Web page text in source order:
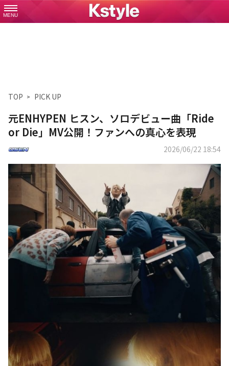
MENU
TOP PICK UP
元ENHYPEN ヒスン、ソロデビュー曲「Ride
or Die」MV公開！ファンへの真心を表現
2026/06/22 18:54